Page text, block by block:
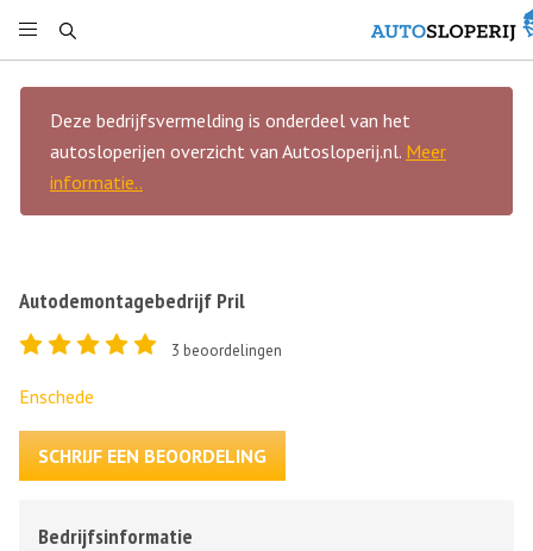
Deze bedrijfsvermelding is onderdeel van het
autosloperijen overzicht van Autosloperij.nl. Meer
informatie..
Autodemontagebedrijf Pril
3 beoordelingen
Enschede
SCHRIJF EEN BEOORDELING
Bedrijfsinformatie